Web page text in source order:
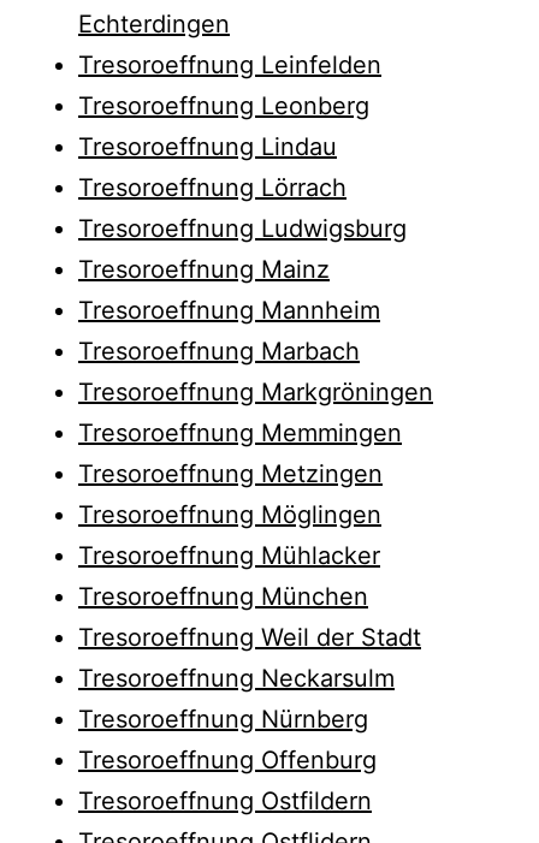
Echterdingen
Tresoroeffnung Leinfelden
Tresoroeffnung Leonberg
Tresoroeffnung Lindau
Tresoroeffnung Lörrach
Tresoroeffnung Ludwigsburg
Tresoroeffnung Mainz
Tresoroeffnung Mannheim
Tresoroeffnung Marbach
Tresoroeffnung Markgröningen
Tresoroeffnung Memmingen
Tresoroeffnung Metzingen
Tresoroeffnung Möglingen
Tresoroeffnung Mühlacker
Tresoroeffnung München
Tresoroeffnung Weil der Stadt
Tresoroeffnung Neckarsulm
Tresoroeffnung Nürnberg
Tresoroeffnung Offenburg
Tresoroeffnung Ostfildern